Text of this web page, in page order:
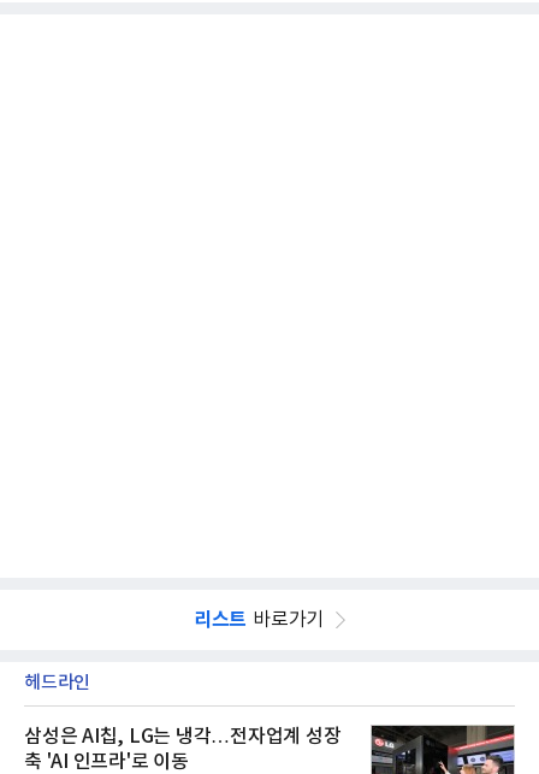
리스트 바로가기
헤드라인
삼성은 AI칩, LG는 냉각…전자업계 성장
축 'AI 인프라'로 이동